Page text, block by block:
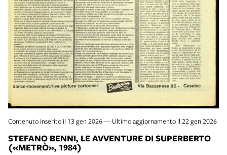
Contenuto inserito il 13 gen 2026 — Ultimo aggiornamento il 22 gen 2026
STEFANO BENNI, LE AVVENTURE DI SUPERBERTO
(«METRÒ», 1984)